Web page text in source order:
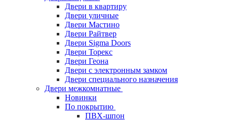
Двери в квартиру
Двери уличные
Двери Мастино
Двери Райтвер
Двери Sigma Doors
Двери Торекс
Двери Геона
Двери с электронным замком
Двери специального назначения
Двери межкомнатные
Новинки
По покрытию
ПВХ-шпон